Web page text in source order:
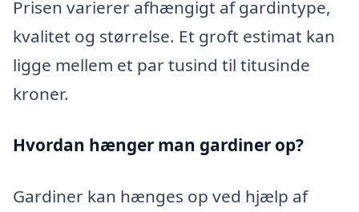
Prisen varierer afhængigt af gardintype,
kvalitet og størrelse. Et groft estimat kan
ligge mellem et par tusind til titusinde
kroner.
Hvordan hænger man gardiner op?
Gardiner kan hænges op ved hjælp af